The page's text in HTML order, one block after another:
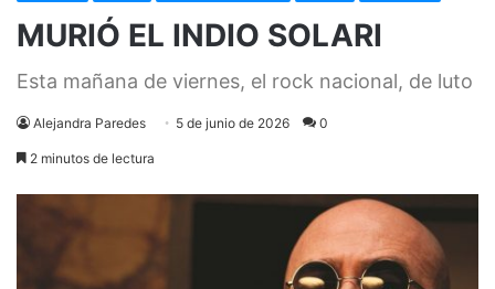
MURIÓ EL INDIO SOLARI
Esta mañana de viernes, el rock nacional, de luto
Alejandra Paredes 5 de junio de 2026 0
2 minutos de lectura